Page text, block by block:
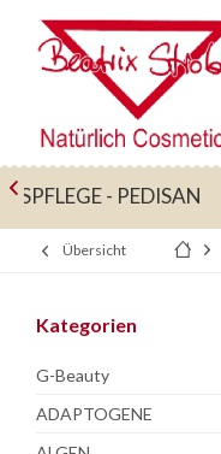
- PEDISAN

Übersicht
Kategorien
G-Beauty
ADAPTOGENE